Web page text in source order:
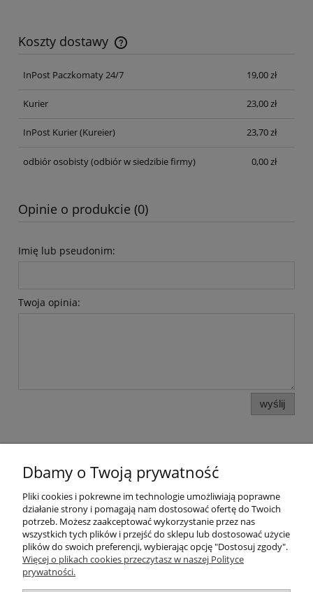
Koszty dostawy
Cena nie zawiera ewentualnych kosztów płatności
InPost Paczkomaty 24/7
19,00 zł
Kurier 23,00 zł
InPost Kurier(Kureier) 23,70 zł
odbiór osobisty(odbiór w siedzibie firmy) 0,00 zł
Opinie o produkcie (0)
Imię lub pseudonim:
Twoja opinia:
wyślij
Pomoc
Moje konto
Płatności i dostawa
Dbamy o Twoją prywatność
Pliki cookies i pokrewne im technologie umożliwiają poprawne
działanie strony i pomagają nam dostosować ofertę do Twoich
potrzeb. Możesz zaakceptować wykorzystanie przez nas
wszystkich tych plików i przejść do sklepu lub dostosować użycie
plików do swoich preferencji, wybierając opcję "Dostosuj zgody".
Więcej o plikach cookies przeczytasz w naszej Polityce
prywatności.